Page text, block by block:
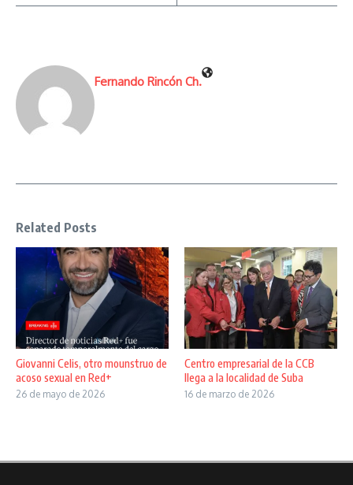
Fernando Rincón Ch.
Related Posts
Giovanni Celis, otro mounstruo de
acoso sexual en Red+
26 de mayo de 2026
Centro empresarial de la CCB
llega a la localidad de Suba
16 de marzo de 2026